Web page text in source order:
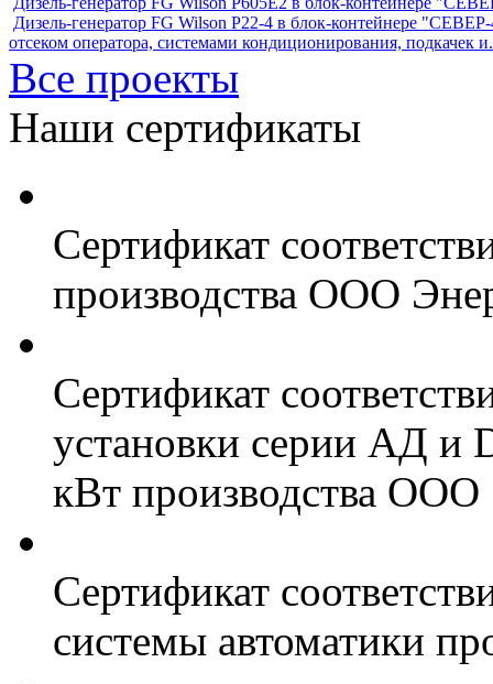
Дизель-генератор FG Wilson P22-4 в блок-контейнере
отсеком оператора, системами кондиционирования, подкачек
Все проекты
Наши сертификаты
Сертификат
производства ООО
Сертификат
установки серии АД и
кВт производства ООО
Сертификат
системы автоматики